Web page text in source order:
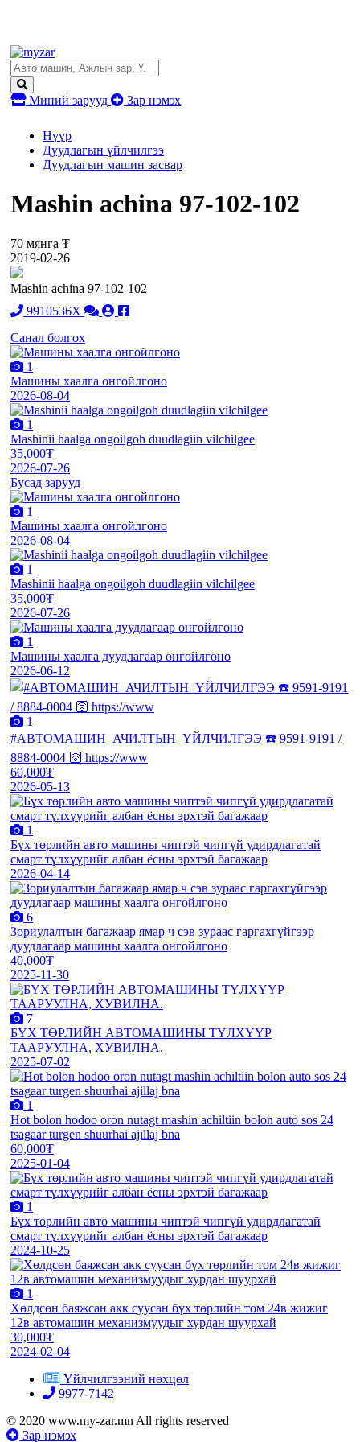
Миний зарууд Зар нэмэх
Нүүр
Дуудлагын үйлчилгээ
Дуудлагын машин засвар
Mashin achina 97-102-102
70 мянга ₮
2019-02-26
Mashin achina 97-102-102
9910536X
Санал болгох
1
Машины хаалга онгойлгоно
2026-08-04
1
Mashinii haalga ongoilgoh duudlagiin vilchilgee
35,000₮
2026-07-26
Бусад зарууд
1
Машины хаалга онгойлгоно
2026-08-04
1
Mashinii haalga ongoilgoh duudlagiin vilchilgee
35,000₮
2026-07-26
1
Машины хаалга дуудлагаар онгойлгоно
2026-06-12
1
#АВТОМАШИН_АЧИЛТЫН_ҮЙЛЧИЛГЭЭ ☎️ 9591-9191 /
8884-0004 🛜 https://www
60,000₮
2026-05-13
1
Бүх төрлийн авто машины чиптэй чипгүй удирдлагатай
смарт түлхүүрийг албан ёсны эрхтэй багажаар
2026-04-14
6
Зориулалтын багажаар ямар ч сэв зураас гаргахгүйгээр
дуудлагаар машины хаалга онгойлгоно
40,000₮
2025-11-30
7
БҮХ ТӨРЛИЙН АВТОМАШИНЫ ТҮЛХҮҮР
ТААРУУЛНА, ХУВИЛНА.
2025-07-02
1
Hot bolon hodoo oron nutagt mashin achiltiin bolon auto sos 24
tsagaar turgen shuurhai ajillaj bna
60,000₮
2025-01-04
1
Бүх төрлийн авто машины чиптэй чипгүй удирдлагатай
смарт түлхүүрийг албан ёсны эрхтэй багажаар
2024-10-25
1
Хөлдсөн баяжсан акк суусан бүх төрлийн том 24в жижиг
12в автомашин механизмуудыг хурдан шуурхай
30,000₮
2024-02-04
Үйлчилгээний нөхцөл
9977-7142
© 2020 www.my-zar.mn All rights reserved
Зар нэмэх